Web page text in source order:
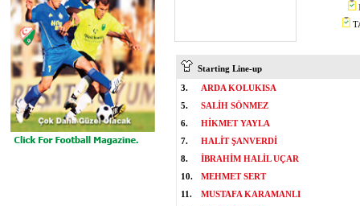
Starting Line-up
3.
ARDA KOLUKISA
5.
SALİH SÖNMEZ
6.
HİKMET YAYLA
7.
HALİT ŞANVERDİ
8.
İBRAHİM HALİL UÇAR
10.
MEHMET SERT
11.
MUSTAFA KARAMANLI